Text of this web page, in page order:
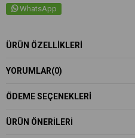
WhatsApp
ÜRÜN ÖZELLIKLERI
YORUMLAR(0)
ÖDEME SEÇENEKLERI
ÜRÜN ÖNERILERI